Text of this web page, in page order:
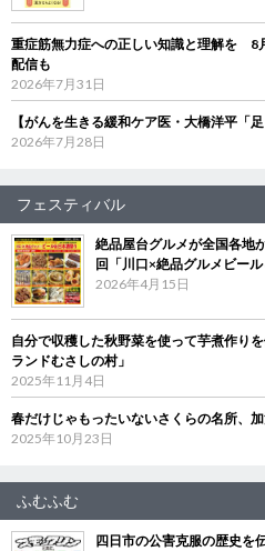
重症筋無力症への正しい知識と理解を 8
配信も
2026年7月31日
【がんを生きる緩和ケア医・大橋洋平「
2026年7月28日
フェスティバル
絶品屋台グルメが全国各地
回「川口×絶品グルメビー
2026年4月15日
自分で収穫した秋野菜を使って芋煮作り
ランドむさしの村」
2025年11月4日
春だけじゃもったいないさくらの名所、
2025年10月23日
ふむふむ
四日市の公害克服の歴史を